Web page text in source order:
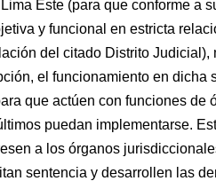
Este (para que conforme a
y funcional en estricta
del citado Distrito Judicial),
el funcionamiento en dicha
que actúen con funciones de
puedan implementarse.
a los órganos
sentencia y desarrollen las